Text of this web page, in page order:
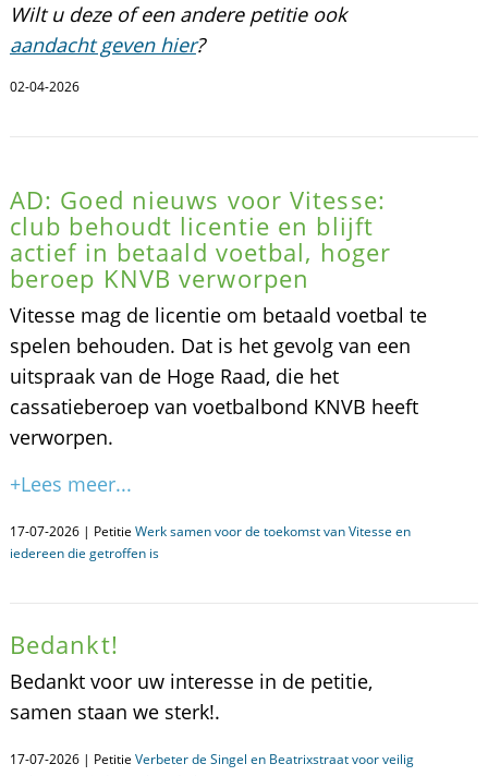
Wilt u deze of een andere petitie ook
aandacht geven hier?
02-04-2026
AD: Goed nieuws voor Vitesse:
club behoudt licentie en blijft
actief in betaald voetbal, hoger
beroep KNVB verworpen
Vitesse mag de licentie om betaald voetbal te
spelen behouden. Dat is het gevolg van een
uitspraak van de Hoge Raad, die het
cassatieberoep van voetbalbond KNVB heeft
verworpen.
+Lees meer...
17-07-2026 | Petitie Werk samen voor de toekomst van Vitesse en
iedereen die getroffen is
Bedankt!
Bedankt voor uw interesse in de petitie,
samen staan we sterk!.
17-07-2026 | Petitie Verbeter de Singel en Beatrixstraat voor veilig